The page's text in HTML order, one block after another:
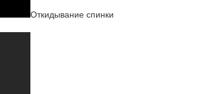
Откидывание спинки